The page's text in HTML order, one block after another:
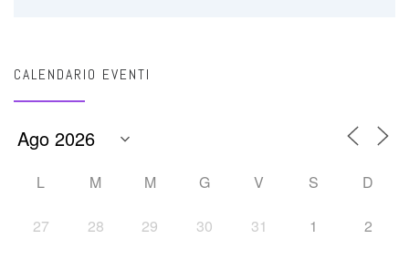
CALENDARIO EVENTI
L M M G V S D
27 28 29 30 31 1 2